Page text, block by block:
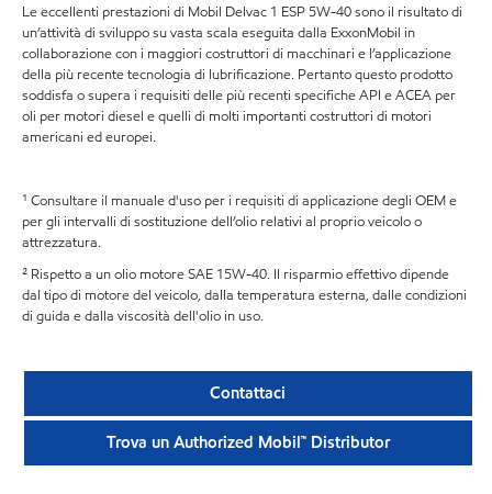
Le eccellenti prestazioni di Mobil Delvac 1 ESP 5W-40 sono il risultato di
un’attività di sviluppo su vasta scala eseguita dalla ExxonMobil in
collaborazione con i maggiori costruttori di macchinari e l’applicazione
della più recente tecnologia di lubrificazione. Pertanto questo prodotto
soddisfa o supera i requisiti delle più recenti specifiche API e ACEA per
oli per motori diesel e quelli di molti importanti costruttori di motori
americani ed europei.
¹ Consultare il manuale d'uso per i requisiti di applicazione degli OEM e
per gli intervalli di sostituzione dell’olio relativi al proprio veicolo o
attrezzatura.
² Rispetto a un olio motore SAE 15W-40. Il risparmio effettivo dipende
dal tipo di motore del veicolo, dalla temperatura esterna, dalle condizioni
di guida e dalla viscosità dell'olio in uso.
Contattaci
Trova un Authorized Mobil™ Distributor